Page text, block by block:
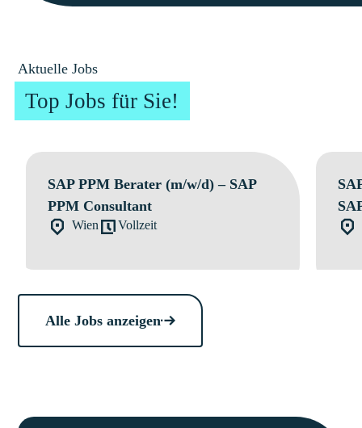
Aktuelle Jobs
Top Jobs für Sie!
SAP PPM Berater (m/w/d) – SAP
PPM Consultant
Wien Vollzeit
Alle Jobs anzeigen